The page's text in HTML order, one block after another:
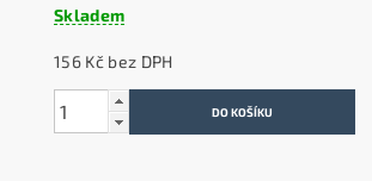
Skladem
156 Kč bez DPH